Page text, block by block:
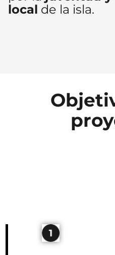
local de la isla.